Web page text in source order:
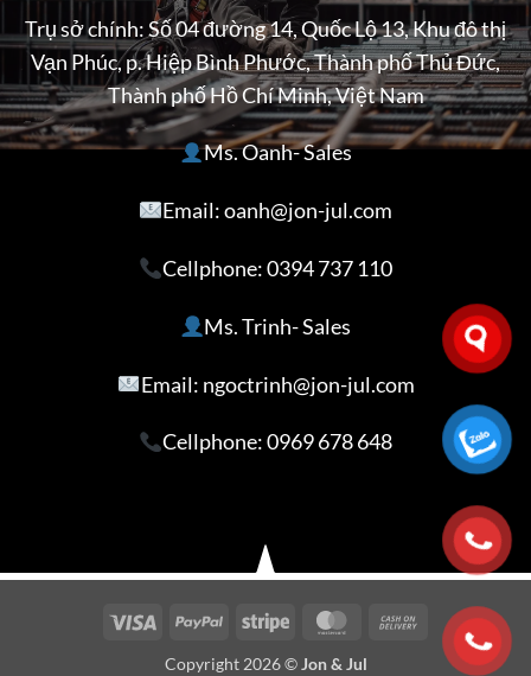
Trụ sở chính: Số 04 đường 14, Quốc Lộ 13, Khu đô thị
Vạn Phúc, p. Hiệp Bình Phước, Thành phố Thủ Đức,
Thành phố Hồ Chí Minh, Việt Nam
Ms. Oanh- Sales
Email: oanh@jon-jul.com
Cellphone:0394 737 110
Ms. Trinh- Sales
Email: ngoctrinh@jon-jul.com
Cellphone:0969 678 648
Visa PayPal Stripe MasterCardCash
On
Copyright 2026 © Jon & Jul